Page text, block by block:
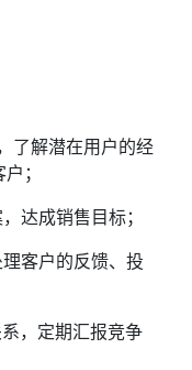
了解潜在用户的经
；
达成销售目标；
客户的反馈、投
，定期汇报竞争